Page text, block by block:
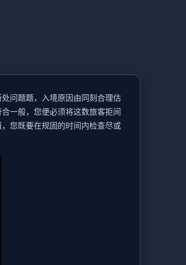
问题题，入境原因由同刻合理估
一般，您便必须将这数旅客拒间
您既要在规固的时间内检查尽或